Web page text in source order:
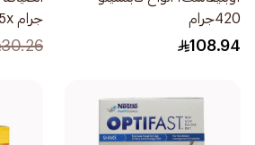
420جرام
108.94
جرام 25x حبة
30.26